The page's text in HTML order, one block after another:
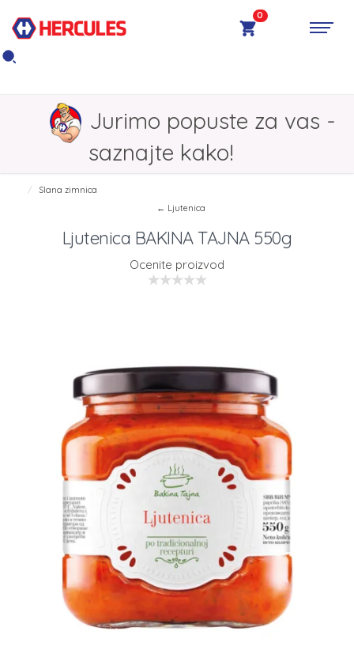
0
Jurimo popuste za vas -
saznajte kako!
Slana zimnica
← Ljutenica
Ljutenica BAKINA TAJNA 550g
Ocenite proizvod